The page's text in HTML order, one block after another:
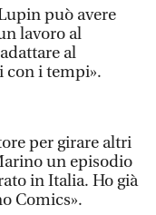
può avere
lavoro al
al
con i tempi».
per girare altri
un episodio
in Italia. Ho già
Comics».